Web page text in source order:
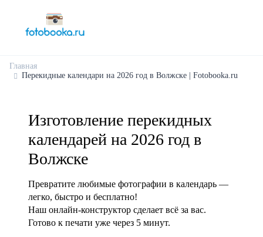
Главная
Перекидные календари на 2026 год в Волжске | Fotobooka.ru
Изготовление перекидных
календарей на 2026 год в
Волжске
Превратите любимые фотографии в календарь —
легко, быстро и бесплатно!
Наш онлайн-конструктор сделает всё за вас.
Готово к печати уже через 5 минут.